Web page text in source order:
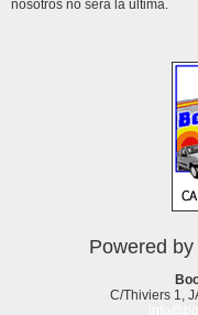
nosotros no será la última.
Powered
C/Thiviers 1,